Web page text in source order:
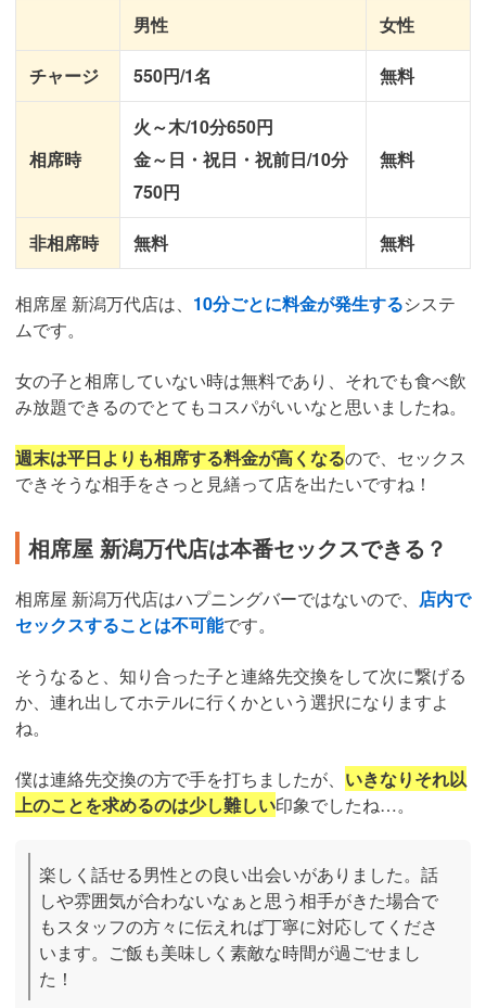
男性 女性
チャージ 550円/1名 無料
相席時
火～木/10分650円
金～日・祝日・祝前日/10分
750円
無料
非相席時 無料 無料
相席屋 新潟万代店は、 10分ごとに料金が発生するシステ
ムです。
女の子と相席していない時は無料であり、それでも食べ飲
み放題できるのでとてもコスパがいいなと思いましたね。
週末は平日よりも相席する料金が高くなるので、セックス
できそうな相手をさっと見繕って店を出たいですね！
相席屋 新潟万代店は本番セックスできる？
相席屋 新潟万代店はハプニングバーではないので、 店内で
セックスすることは不可能です。
そうなると、知り合った子と連絡先交換をして次に繋げる
か、連れ出してホテルに行くかという選択になりますよ
ね。
僕は連絡先交換の方で手を打ちましたが、 いきなりそれ以
上のことを求めるのは少し難しい印象でしたね…。
楽しく話せる男性との良い出会いがありました。話
しや雰囲気が合わないなぁと思う相手がきた場合で
もスタッフの方々に伝えれば丁寧に対応してくださ
います。ご飯も美味しく素敵な時間が過ごせまし
た！